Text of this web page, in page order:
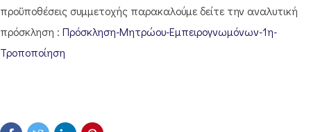
προϋποθέσεις συμμετοχής παρακαλούμε δείτε την αναλυτική
πρόσκληση : Πρόσκληση-Μητρώου-Εμπειρογνωμόνων-1η-
Τροποποίηση